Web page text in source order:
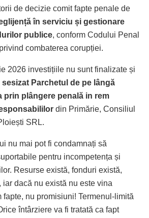
de decizie comit fapte penale de
în serviciu și gestionare
publice, conform Codului Penal
combaterea corupției.
2026 investițiile nu sunt finalizate și
sesizat Parchetul de pe lângă
prin plângere penală in rem
din Primărie, Consiliul
SRL.
nu mai pot fi condamnați să
pentru incompetența și
Resurse există, fonduri există,
dacă nu există nu este vina
nu promisiuni! Termenul-limită
întârziere va fi tratată ca fapt